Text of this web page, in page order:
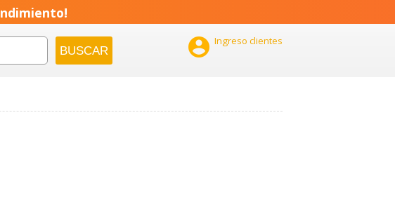
 Ingreso clientes